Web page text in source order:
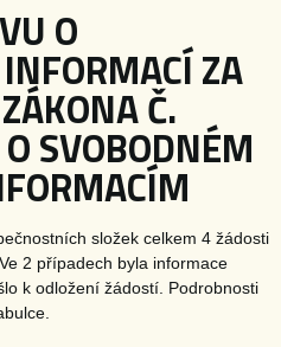
O
ZA
Č.
SVOBODNÉM
složek celkem 4 žádosti
2 případech byla informace
k odložení žádostí. Podrobnosti